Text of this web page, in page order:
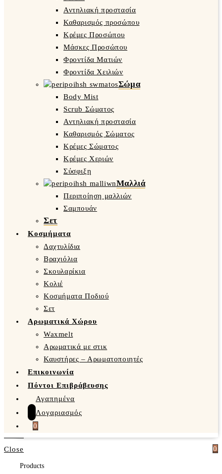
Αντηλιακή προστασία
Καθαρισμός προσώπου
Κρέμες Προσώπου
Μάσκες Προσώπου
Φροντίδα Ματιών
Φροντίδα Χειλιών
Σώμα
Body Mist
Scrub Σώματος
Αντηλιακή προστασία
Καθαρισμός Σώματος
Κρέμες Σώματος
Κρέμες Χεριών
Σύσφιξη
Μαλλιά
Περιποίηση μαλλιών
Σαμπουάν
Σετ
Κοσμήματα
Δαχτυλίδια
Βραχιόλια
Σκουλαρίκια
Κολιέ
Κοσμήματα Ποδιού
Σετ
Αρωματικά Χώρου
Waxmelt
Αρωματικά με στικ
Καυστήρες – Αρωματοποιητές
Επικοινωνία
Πόντοι Επιβράβευσης
Αγαπημένα
Λογαριασμός
0
0
Close
Products